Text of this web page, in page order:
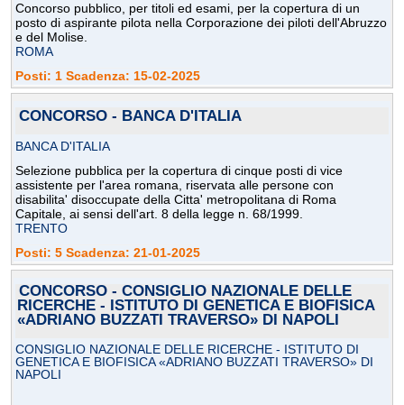
Concorso pubblico, per titoli ed esami, per la copertura di un
posto di aspirante pilota nella Corporazione dei piloti dell'Abruzzo
e del Molise.
ROMA
Posti: 1 Scadenza: 15-02-2025
CONCORSO - BANCA D'ITALIA
BANCA D'ITALIA
Selezione pubblica per la copertura di cinque posti di vice
assistente per l'area romana, riservata alle persone con
disabilita' disoccupate della Citta' metropolitana di Roma
Capitale, ai sensi dell'art. 8 della legge n. 68/1999.
TRENTO
Posti: 5 Scadenza: 21-01-2025
CONCORSO - CONSIGLIO NAZIONALE DELLE
RICERCHE - ISTITUTO DI GENETICA E BIOFISICA
«ADRIANO BUZZATI TRAVERSO» DI NAPOLI
CONSIGLIO NAZIONALE DELLE RICERCHE - ISTITUTO DI
GENETICA E BIOFISICA «ADRIANO BUZZATI TRAVERSO» DI
NAPOLI